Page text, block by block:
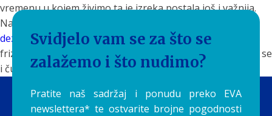
vremenu u kojem živimo ta je izreka postala još i važnija.
Na web stranici
dezinfekcijska sredstvaza potrebe kućanstva, restorana,
frizerskih salona i slično. Postupajte odgovorno, zaštitite se
i čuvajmo jedni druge.
Svidjelo vam se za što se
zalažemo i što nudimo?
Pratite naš sadržaj i ponudu preko EVA
newslettera* te ostvarite brojne pogodnosti